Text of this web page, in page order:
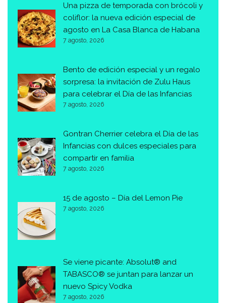
Una pizza de temporada con brócoli y
coliflor: la nueva edición especial de
agosto en La Casa Blanca de Habana
7 agosto, 2026
Bento de edición especial y un regalo
sorpresa: la invitación de Zulu Haus
para celebrar el Día de las Infancias
7 agosto, 2026
Gontran Cherrier celebra el Día de las
Infancias con dulces especiales para
compartir en familia
7 agosto, 2026
15 de agosto – Día del Lemon Pie
7 agosto, 2026
Se viene picante: Absolut® and
TABASCO® se juntan para lanzar un
nuevo Spicy Vodka
7 agosto, 2026